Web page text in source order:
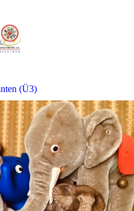
(Ü3)